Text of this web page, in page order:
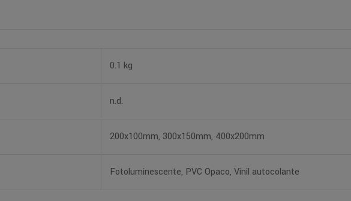
0.1 kg
n.d.
200x100mm, 300x150mm, 400x200mm
Fotoluminescente, PVC Opaco, Vinil autocolante